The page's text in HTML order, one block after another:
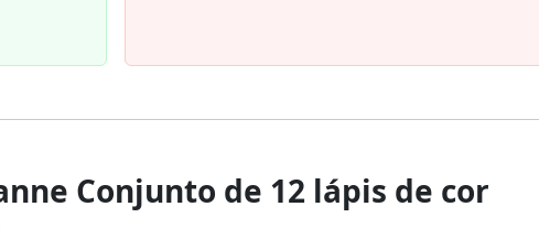
Conjunto de 12 lápis de cor